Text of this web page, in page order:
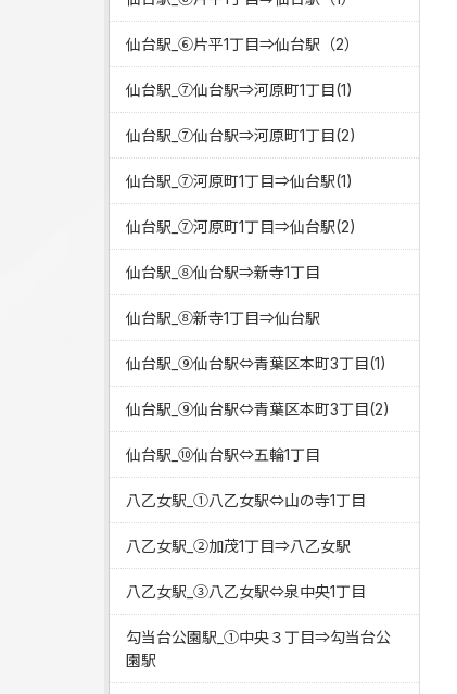
仙台駅_⑥片平1丁目⇒仙台駅（2）
仙台駅_⑦仙台駅⇒河原町1丁目(1)
仙台駅_⑦仙台駅⇒河原町1丁目(2)
仙台駅_⑦河原町1丁目⇒仙台駅(1)
仙台駅_⑦河原町1丁目⇒仙台駅(2)
仙台駅_⑧仙台駅⇒新寺1丁目
仙台駅_⑧新寺1丁目⇒仙台駅
仙台駅_⑨仙台駅⇔青葉区本町3丁目(1)
仙台駅_⑨仙台駅⇔青葉区本町3丁目(2)
仙台駅_⑩仙台駅⇔五輪1丁目
八乙女駅_①八乙女駅⇔山の寺1丁目
八乙女駅_②加茂1丁目⇒八乙女駅
八乙女駅_③八乙女駅⇔泉中央1丁目
勾当台公園駅_①中央３丁目⇒勾当台公
園駅